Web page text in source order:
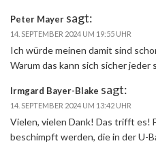
Peter Mayer sagt:
14. SEPTEMBER 2024 UM 19:55 UHR
Ich würde meinen damit sind
Warum das kann sich sicher
Irmgard Bayer-Blake sagt:
14. SEPTEMBER 2024 UM 13:42 UHR
Vielen, vielen Dank! Das trifft es!
beschimpft werden, die in der U-